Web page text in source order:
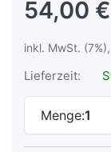
54,00 €
inkl. MwSt.
Lieferzeit:
Menge:1